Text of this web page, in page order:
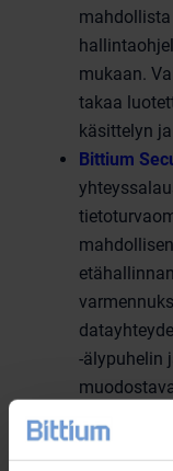
mukaan.
takaa
käsittelyn
Bittium
-älypuhelin
turvallisesti